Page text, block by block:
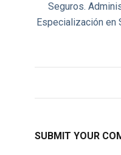
Seguros.
Especialización en
SUBMIT YOUR